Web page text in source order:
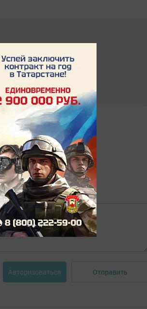
Авторизоваться Отправить